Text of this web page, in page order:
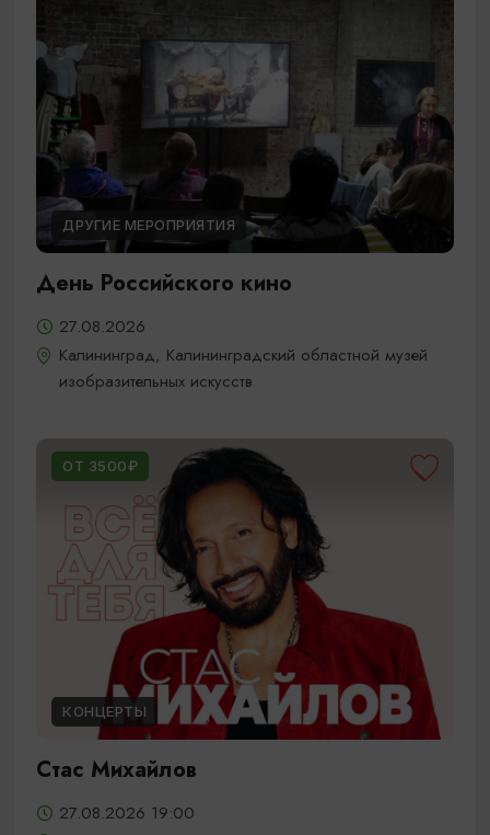
ДРУГИЕ МЕРОПРИЯТИЯ
День Российского кино
27.08.2026
Калининград, Калининградский областной музей
изобразительных искусств
ОТ 3500₽
КОНЦЕРТЫ
Стас Михайлов
27.08.2026 19:00